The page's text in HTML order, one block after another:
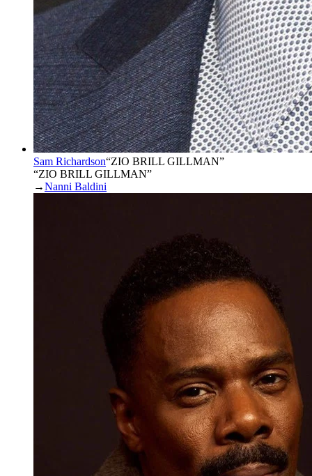
Sam Richardson“ZIO BRILL GILLMAN”
“ZIO BRILL GILLMAN”
→Nanni Baldini